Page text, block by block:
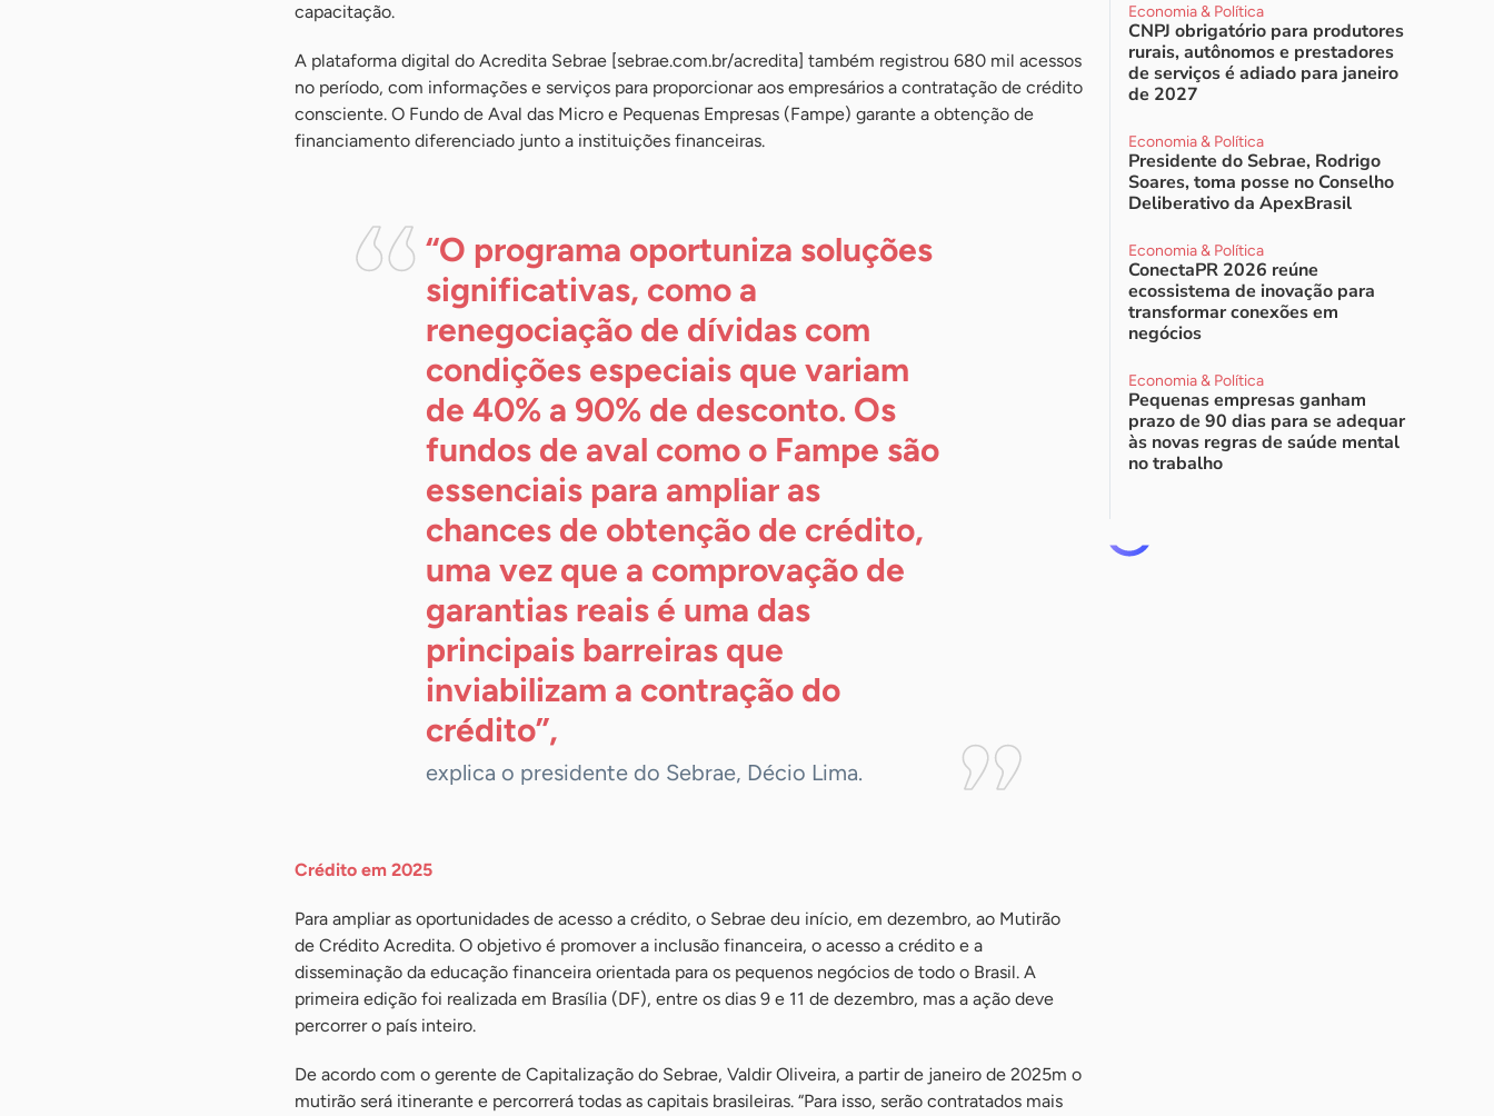
capacitação.
A plataforma digital do Acredita Sebrae [sebrae.com.br/acredita] também registrou 680 mil acessos
no período, com informações e serviços para proporcionar aos empresários a contratação de crédito
consciente. O Fundo de Aval das Micro e Pequenas Empresas (Fampe) garante a obtenção de
financiamento diferenciado junto a instituições financeiras.
“O programa oportuniza soluções
significativas, como a
renegociação de dívidas com
condições especiais que variam
de 40% a 90% de desconto. Os
fundos de aval como o Fampe são
essenciais para ampliar as
chances de obtenção de crédito,
uma vez que a comprovação de
garantias reais é uma das
principais barreiras que
inviabilizam a contração do
crédito”,
explica o presidente do Sebrae, Décio Lima.
Crédito em 2025
Para ampliar as oportunidades de acesso a crédito, o Sebrae deu início, em dezembro, ao Mutirão
de Crédito Acredita. O objetivo é promover a inclusão financeira, o acesso a crédito e a
disseminação da educação financeira orientada para os pequenos negócios de todo o Brasil. A
primeira edição foi realizada em Brasília (DF), entre os dias 9 e 11 de dezembro, mas a ação deve
percorrer o país inteiro.
De acordo com o gerente de Capitalização do Sebrae, Valdir Oliveira, a partir de janeiro de 2025m o
mutirão será itinerante e percorrerá todas as capitais brasileiras. “Para isso, serão contratados mais
Economia & Política
CNPJ obrigatório para produtores
rurais, autônomos e prestadores
de serviços é adiado para janeiro
de 2027
Economia & Política
Presidente do Sebrae, Rodrigo
Soares, toma posse no Conselho
Deliberativo da ApexBrasil
Economia & Política
ConectaPR 2026 reúne
ecossistema de inovação para
transformar conexões em
negócios
Economia & Política
Pequenas empresas ganham
prazo de 90 dias para se adequar
às novas regras de saúde mental
no trabalho